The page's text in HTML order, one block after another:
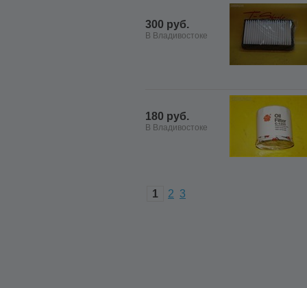
300 руб.
В Владивостоке
180 руб.
В Владивостоке
1 2 3